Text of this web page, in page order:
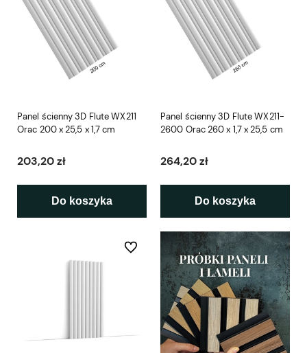
Panel ścienny 3D Flute WX211
Orac 200 x 25,5 x 1,7 cm
203,20 zł
Do koszyka
Panel ścienny 3D Flute WX211-
2600 Orac 260 x 1,7 x 25,5 cm
264,20 zł
Do koszyka
Do ulubionych